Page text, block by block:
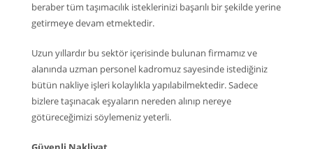
beraber tüm taşımacılık isteklerinizi başarılı bir şekilde yerine
getirmeye devam etmektedir.
Uzun yıllardır bu sektör içerisinde bulunan firmamız ve
alanında uzman personel kadromuz sayesinde istediğiniz
bütün nakliye işleri kolaylıkla yapılabilmektedir. Sadece
bizlere taşınacak eşyaların nereden alınıp nereye
götüreceğimizi söylemeniz yeterli.